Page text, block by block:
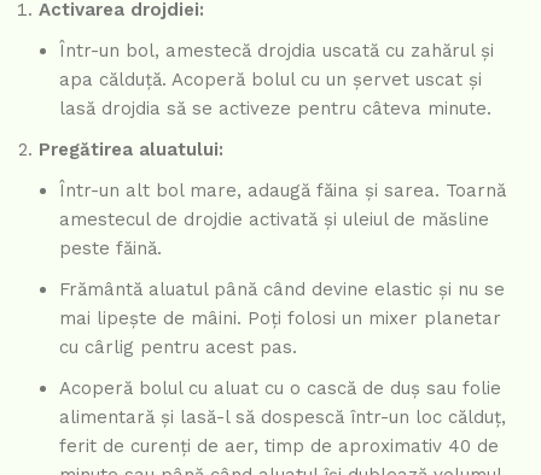
Activarea drojdiei:
Într-un bol, amestecă drojdia uscată cu zahărul și
apa călduță. Acoperă bolul cu un șervet uscat și
lasă drojdia să se activeze pentru câteva minute.
Pregătirea aluatului:
Într-un alt bol mare, adaugă făina și sarea. Toarnă
amestecul de drojdie activată și uleiul de măsline
peste făină.
Frământă aluatul până când devine elastic și nu se
mai lipește de mâini. Poți folosi un mixer planetar
cu cârlig pentru acest pas.
Acoperă bolul cu aluat cu o cască de duș sau folie
alimentară și lasă-l să dospescă într-un loc călduț,
ferit de curenți de aer, timp de aproximativ 40 de